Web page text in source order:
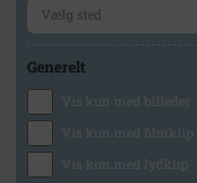
Generelt
Vis kun med billeder
Vis kun med filmklip
Vis kun med lydklip